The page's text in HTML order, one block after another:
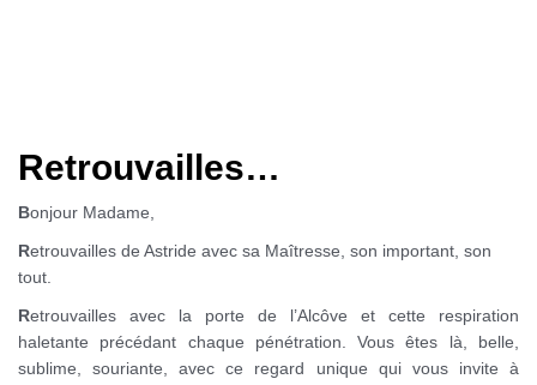
Retrouvailles…
Bonjour Madame,
Retrouvailles de Astride avec sa Maîtresse, son important, son
tout.
Retrouvailles avec la porte de l’Alcôve et cette respiration
haletante précédant chaque pénétration. Vous êtes là, belle,
sublime, souriante, avec ce regard unique qui vous invite à